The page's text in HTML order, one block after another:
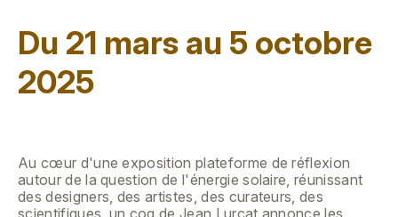
Du 21 mars au 5 octobre
2025
Au cœur d'une exposition plateforme de réflexion
autour de la question de l'énergie solaire, réunissant
des designers, des artistes, des curateurs, des
scientifiques, un coq de Jean Lurçat annonce les